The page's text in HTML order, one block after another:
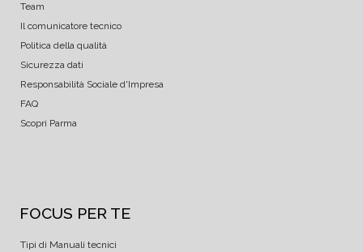
Team
Il comunicatore tecnico
Politica della qualità
Sicurezza dati
Responsabilità Sociale d'Impresa
FAQ
Scopri Parma
FOCUS PER TE
Tipi di Manuali tecnici